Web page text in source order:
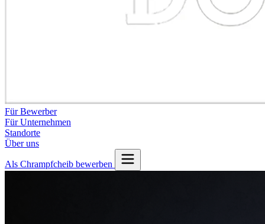
Für Bewerber
Für Unternehmen
Standorte
Über uns
Als Chrampfcheib bewerben